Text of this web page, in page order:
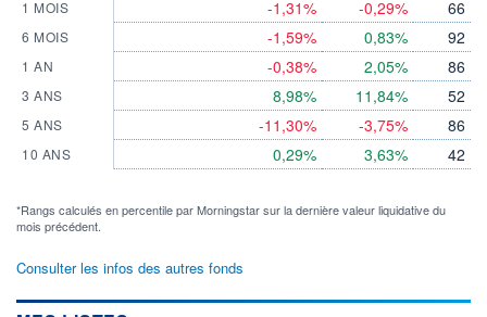
1 MOIS
6 MOIS
1 AN
3 ANS
5 ANS
10 ANS
-1,31%
-1,59%
-0,38%
8,98%
-11,30%
0,29%
-0,29%
0,83%
2,05%
11,84%
-3,75%
3,63%
66
92
86
52
86
42
*Rangs calculés en percentile par Morningstar sur la dernière valeur liquidative du
mois précédent.
Consulter les infos des autres fonds